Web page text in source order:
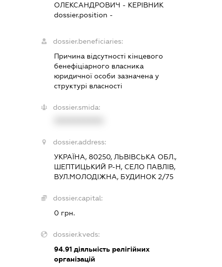
ОЛЕКСАНДРОВИЧ - КЕРІВНИК
dossier.position -
dossier.beneficiaries:
Причина відсутності кінцевого
бенефіціарного власника
юридичної особи зазначена у
структурі власності
dossier.smida:
dossier.address:
УКРАЇНА, 80250, ЛЬВІВСЬКА ОБЛ.,
ШЕПТИЦЬКИЙ Р-Н, СЕЛО ПАВЛІВ,
ВУЛ.МОЛОДІЖНА, БУДИНОК 2/75
dossier.capital:
0 грн.
dossier.kveds:
94.91діяльність релігійних
організацій